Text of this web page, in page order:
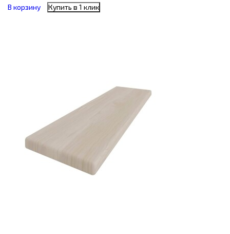
В корзину
Купить в 1 клик